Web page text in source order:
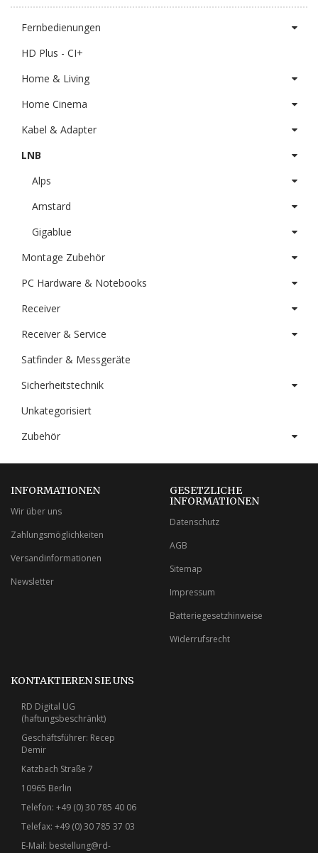
Fernbedienungen
HD Plus - CI+
Home & Living
Home Cinema
Kabel & Adapter
LNB
Alps
Amstard
Gigablue
Montage Zubehör
PC Hardware & Notebooks
Receiver
Receiver & Service
Satfinder & Messgeräte
Sicherheitstechnik
Unkategorisiert
Zubehör
INFORMATIONEN
Wir über uns
Zahlungsmöglichkeiten
Versandinformationen
Newsletter
GESETZLICHE
INFORMATIONEN
Datenschutz
AGB
Sitemap
Impressum
Batteriegesetzhinweise
Widerrufsrecht
KONTAKTIEREN SIE UNS
RD Digital UG
(haftungsbeschränkt)
Geschäftsführer: Recep
Demir
Katzbach Straße 7
10965 Berlin
Telefon: +49 (0) 30 785 40 06
Telefax: +49 (0) 30 785 37 03
E-Mail: bestellung@rd-